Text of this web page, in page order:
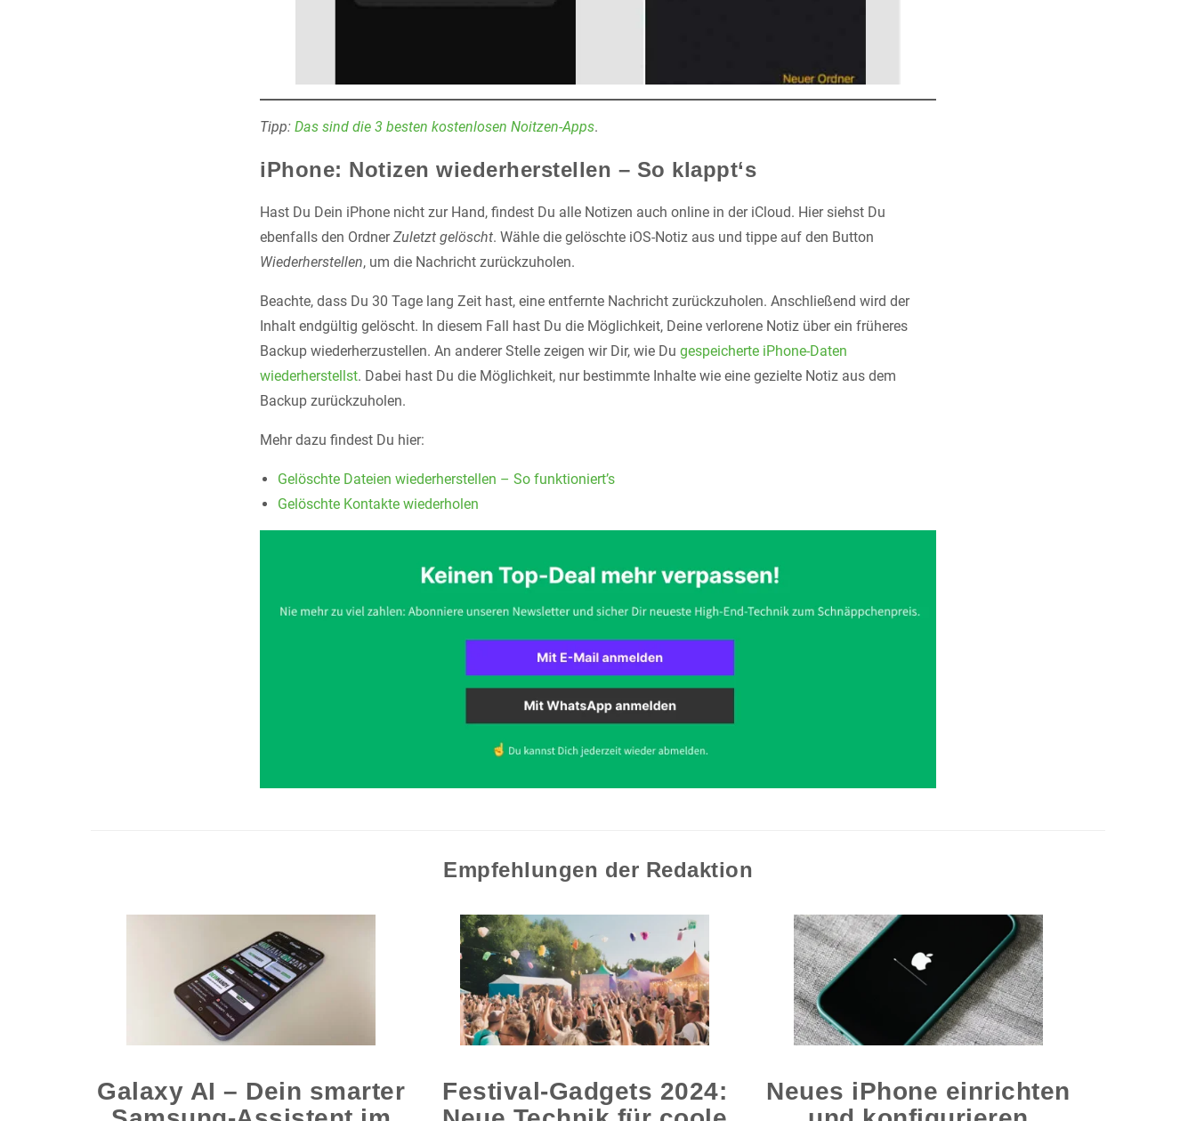
Tipp: Das sind die 3 besten kostenlosen Noitzen-Apps.
iPhone: Notizen wiederherstellen – So klappt‘s
Hast Du Dein iPhone nicht zur Hand, findest Du alle Notizen auch online in der iCloud. Hier siehst Du
ebenfalls den OrdnerZuletzt gelöscht. Wähle die gelöschte iOS-Notiz aus und tippe auf den Button
Wiederherstellen, um die Nachricht zurückzuholen.
Beachte, dass Du 30 Tage lang Zeit hast, eine entfernte Nachricht zurückzuholen. Anschließend wird der
Inhalt endgültig gelöscht. In diesem Fall hast Du die Möglichkeit, Deine verlorene Notiz über ein früheres
Backup wiederherzustellen. An anderer Stelle zeigen wir Dir, wie Du gespeicherte iPhone-Daten
wiederherstellst. Dabei hast Du die Möglichkeit, nur bestimmte Inhalte wie eine gezielte Notiz aus dem
Backup zurückzuholen.
Mehr dazu findest Du hier:
Gelöschte Dateien wiederherstellen – So funktioniert’s
Gelöschte Kontakte wiederholen
Empfehlungen der Redaktion
Galaxy AI – Dein smarter
Festival-Gadgets 2024:
Neues iPhone einrichten